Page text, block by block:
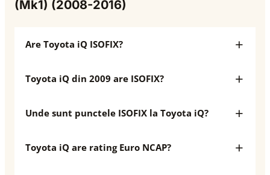
(Mk1) (2008-2016)
Are Toyota iQ ISOFIX?
Toyota iQ din 2009 are ISOFIX?
Unde sunt punctele ISOFIX la Toyota iQ?
Toyota iQ are rating Euro NCAP?